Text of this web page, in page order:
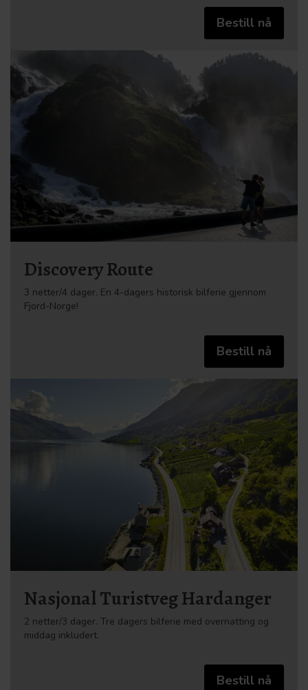
Bestill nå
Discovery Route
3 netter/4 dager. En 4-dagers historisk bilferie gjennom
Fjord-Norge!
Bestill nå
Nasjonal Turistveg Hardanger
2 netter/3 dager. Tre dagers bilferie med overnatting og
middag inkludert.
Bestill nå